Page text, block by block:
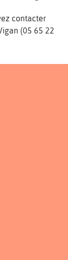
contacter
(05 65 22